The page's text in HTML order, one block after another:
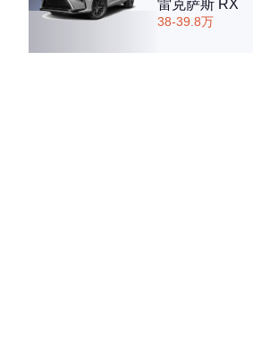
雷克萨斯 RX
38-39.8万